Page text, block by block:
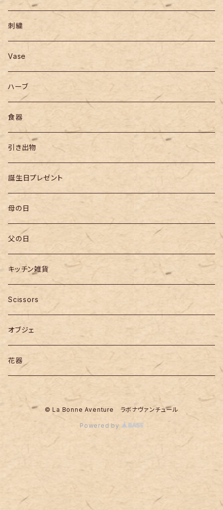
刺繍
Vase
ハーブ
食器
引き出物
誕生日プレゼント
母の日
父の日
キッチン雑貨
Scissors
オブジェ
花器
© La Bonne Aventure ラボナヴァンチュール
Powered by